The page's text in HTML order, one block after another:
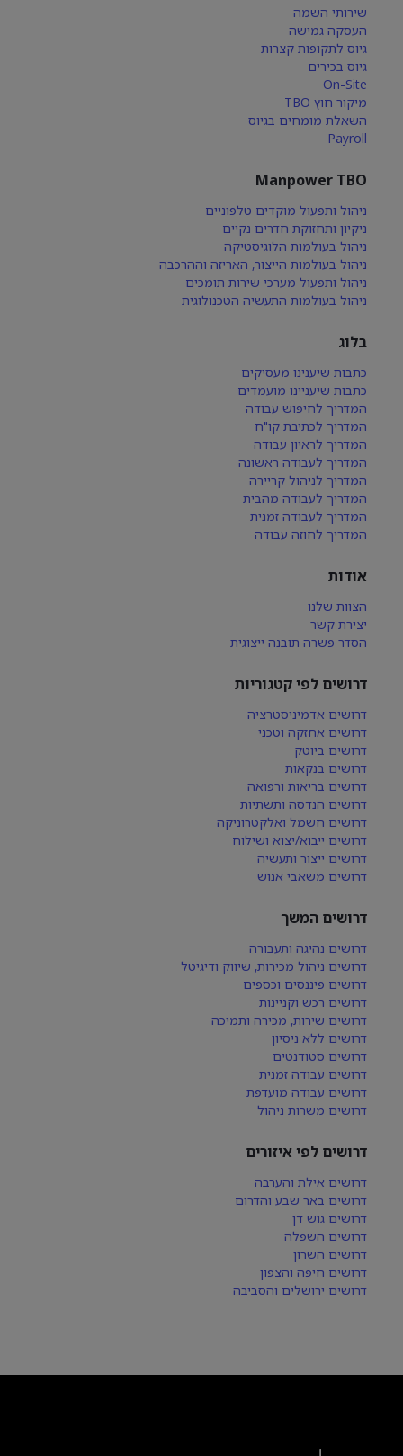
שירותי השמה
העסקה גמישה
גיוס לתקופות קצרות
גיוס בכירים
On-Site
מיקור חוץ TBO
השאלת מומחים בגיוס
Payroll
Manpower TBO
ניהול ותפעול מוקדים טלפוניים
ניקיון ותחזוקת חדרים נקיים
ניהול בעולמות הלוגיסטיקה
ניהול בעולמות הייצור, האריזה וההרכבה
ניהול ותפעול מערכי שירות תומכים
ניהול בעולמות התעשיה הטכנולוגית
בלוג
כתבות שיענינו מעסיקים
כתבות שיעניינו מועמדים
המדריך לחיפוש עבודה
המדריך לכתיבת קו"ח
המדריך לראיון עבודה
המדריך לעבודה ראשונה
המדריך לניהול קריירה
המדריך לעבודה מהבית
המדריך לעבודה זמנית
המדריך לחוזה עבודה
אודות
הצוות שלנו
יצירת קשר
הסדר פשרה תובנה ייצוגית
דרושים לפי קטגוריות
דרושים אדמיניסטרציה
דרושים אחזקה וטכני
דרושים ביוטק
דרושים בנקאות
דרושים בריאות ורפואה
דרושים הנדסה ותשתיות
דרושים חשמל ואלקטרוניקה
דרושים ייבוא/יצוא ושילוח
דרושים ייצור ותעשיה
דרושים משאבי אנוש
דרושים המשך
דרושים נהיגה ותעבורה
דרושים ניהול מכירות, שיווק ודיגיטל
דרושים פיננסים וכספים
דרושים רכש וקניינות
דרושים שירות, מכירה ותמיכה
דרושים ללא ניסיון
דרושים סטודנטים
דרושים עבודה זמנית
דרושים עבודה מועדפת
דרושים משרות ניהול
דרושים לפי איזורים
דרושים אילת והערבה
דרושים באר שבע והדרום
דרושים גוש דן
דרושים השפלה
דרושים השרון
דרושים חיפה והצפון
דרושים ירושלים והסביבה